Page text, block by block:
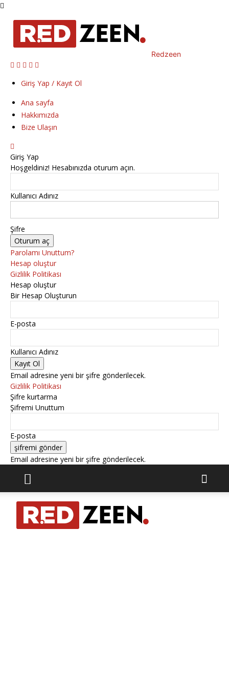
Redzeen
Giriş Yap / Kayıt Ol
Ana sayfa
Hakkımızda
Bize Ulaşın
Giriş Yap
Hoşgeldiniz! Hesabınızda oturum açın.
Kullanıcı Adınız
Şifre
Parolamı Unuttum?
Hesap oluştur
Gizlilik Politikası
Hesap oluştur
Bir Hesap Oluşturun
E-posta
Kullanıcı Adınız
Email adresine yeni bir şifre gönderilecek.
Gizlilik Politikası
Şifre kurtarma
Şifremi Unuttum
E-posta
Email adresine yeni bir şifre gönderilecek.